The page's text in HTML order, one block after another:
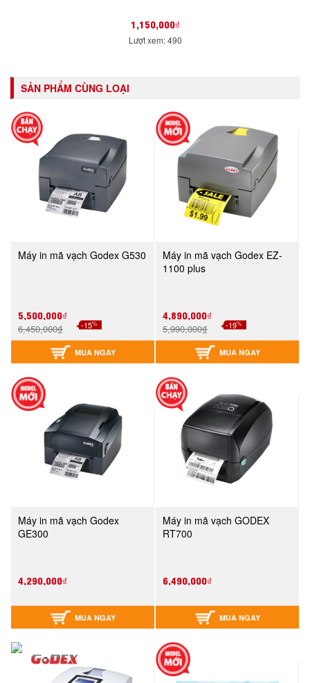
1,150,000₫
Lượt xem: 490
SẢN PHẨM CÙNG LOẠI
Máy in mã vạch Godex G530
5,500,000₫
6,450,000₫ -15%
MUA NGAY
Máy in mã vạch Godex EZ-
1100 plus
4,890,000₫
5,990,000₫ -19%
MUA NGAY
Máy in mã vạch Godex
GE300
4,290,000₫
MUA NGAY
Máy in mã vạch GODEX
RT700
6,490,000₫
MUA NGAY